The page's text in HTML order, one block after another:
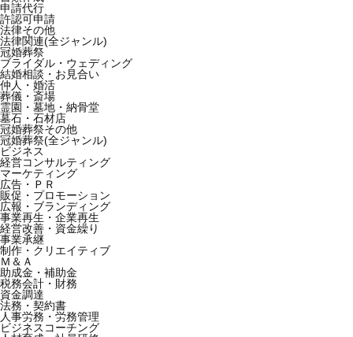
申請代行
許認可申請
法律その他
法律関連(全ジャンル)
冠婚葬祭
ブライダル・ウェディング
結婚相談・お見合い
仲人・婚活
葬儀・斎場
霊園・墓地・納骨堂
墓石・石材店
冠婚葬祭その他
冠婚葬祭(全ジャンル)
ビジネス
経営コンサルティング
マーケティング
広告・ＰＲ
販促・プロモーション
広報・ブランディング
事業再生・企業再生
経営改善・資金繰り
事業承継
制作・クリエイティブ
Ｍ＆Ａ
助成金・補助金
税務会計・財務
資金調達
法務・契約書
人事労務・労務管理
ビジネスコーチング